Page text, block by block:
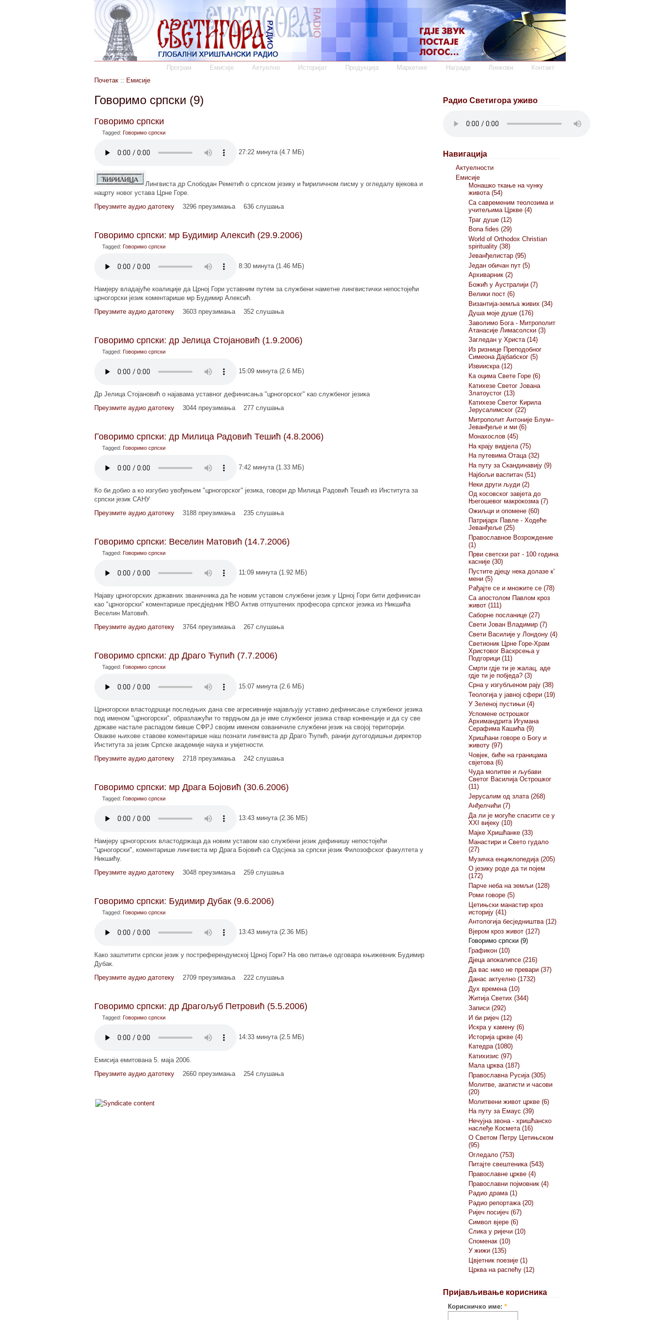
Програм Емисије Актуелно Историјат Продукција Маркетинг Награде Линкови
Контакт
Почетак :: Емисије
Говоримо српски (9)
Говоримо српски
Tagged: Говоримо српски
27:22 минута (4.7 МБ)
Лингвиста др Слободан Реметић о српском језику и ћириличном писму у огледалу вјекова и
нацрту новог устава Црне Горе.
Преузмите аудио датотеку
3296 преузимања 636 слушања
Говоримо српски: мр Будимир Алексић (29.9.2006)
Tagged: Говоримо српски
8:30 минута (1.46 МБ)
Намјеру владајуће коалиције да Црној Гори уставним путем за службени наметне лингвистички непостојећи
црногорски језик коментарише мр Будимир Алексић.
Преузмите аудио датотеку
3603 преузимања 352 слушања
Говоримо српски: др Јелица Стојановић (1.9.2006)
Tagged: Говоримо српски
15:09 минута (2.6 МБ)
Др Јелица Стојановић о најавама уставног дефинисања "црногорског" као службеног језика
Преузмите аудио датотеку
3044 преузимања 277 слушања
Говоримо српски: др Милица Радовић Тешић (4.8.2006)
Tagged: Говоримо српски
7:42 минута (1.33 МБ)
Ко би добио а ко изгубио увођењем "црногорског" језика, говори др Милица Радовић Тешић из Института за
српски језик САНУ
Преузмите аудио датотеку
3188 преузимања 235 слушања
Говоримо српски: Веселин Матовић (14.7.2006)
Tagged: Говоримо српски
11:09 минута (1.92 МБ)
Најаву црногорских државних званичника да ће новим уставом службени језик у Црној Гори бити дефинисан
као "црногорски" коментарише пресдједник НВО Актив отпуштених професора српског језика из Никшића
Веселин Матовић.
Преузмите аудио датотеку
3764 преузимања 267 слушања
Говоримо српски: др Драго Ћупић (7.7.2006)
Tagged: Говоримо српски
15:07 минута (2.6 МБ)
Црногорски властодршци последњих дана све агресивније најављују уставно дефинисање службеног језика
под именом "црногорски", образлажући то тврдњом да је име службеног језика ствар конвенције и да су све
државе настале распадом бивше СФРЈ својим именом озваничиле службени језик на својој територији.
Овакве њихове ставове коментарише наш познати лингвиста др Драго Ћупић, ранији дугогодишњи директор
Института за језик Српске академије наука и умјетности.
Преузмите аудио датотеку
2718 преузимања 242 слушања
Говоримо српски: мр Драга Бојовић (30.6.2006)
Tagged: Говоримо српски
13:43 минута (2.36 МБ)
Намјеру црногорских властодржаца да новим уставом као службени језик дефинишу непостојећи
"црногорски", коментарише лингвиста мр Драга Бојовић са Одсјека за српски језик Филозофског факултета у
Никшићу.
Преузмите аудио датотеку
3048 преузимања 259 слушања
Говоримо српски: Будимир Дубак (9.6.2006)
Tagged: Говоримо српски
13:43 минута (2.36 МБ)
Како заштитити српски језик у постреферендумској Црној Гори? На ово питање одговара књижевник Будимир
Дубак.
Преузмите аудио датотеку
2709 преузимања 222 слушања
Говоримо српски: др Драгољуб Петровић (5.5.2006)
Tagged: Говоримо српски
14:33 минута (2.5 МБ)
Емисија емитована 5. маја 2006.
Преузмите аудио датотеку
2660 преузимања 254 слушања
Радио Светигора уживо
Навигација
Актуелности
Емисије
Монашко ткање на чунку
живота (54)
Са савременим теолозима и
учитељима Цркве (4)
Траг душе (12)
Bona fides (29)
World of Orthodox Christian
spirituality (38)
Јеванђелистар (95)
Један обичан пут (5)
Архиварник (2)
Божић у Аустралији (7)
Велики пост (6)
Византија-земља живих (34)
Душа моје душе (176)
Заволимо Бога - Митрополит
Атанасије Лимасолски (3)
Загледан у Христа (14)
Из ризнице Преподобног
Симеона Дајбабског (5)
Извиискра (12)
Ка оцима Свете Горе (6)
Катихезе Светог Јована
Златоустог (13)
Катихезе Светог Кирила
Јерусалимског (22)
Митрополит Антоније Блум–
Јеванђеље и ми (6)
Монахослов (45)
На крају видјела (75)
На путевима Отаца (32)
На путу за Скандинавију (9)
Најбољи васпитач (51)
Неки други људи (2)
Од косовског завјета до
Његошевог макрокозма (7)
Ожиљци и опомене (60)
Патријарх Павле - Ходеће
Јеванђеље (25)
Православное Возрождение
(1)
Први светски рат - 100 година
касније (30)
Пустите дјецу нека долазе к'
мени (5)
Рађајте се и множите се (78)
Са апостолом Павлом кроз
живот (111)
Саборне посланице (27)
Свети Јован Владимир (7)
Свети Василије у Лондону (4)
Светионик Црне Горе-Храм
Христовог Васкрсења у
Подгорици (11)
Смрти гдје ти је жалац, аде
гдје ти је побједа? (3)
Срна у изгубљеном рају (38)
Теологија у јавној сфери (19)
У Зеленој пустињи (4)
Успомене острошког
Архимандрита Игумана
Серафима Кашића (9)
Хришћани говоре о Богу и
животу (97)
Човјек, биће на границама
свјетова (6)
Чуда молитве и љубави
Светог Василија Острошког
(11)
Јерусалим од злата (268)
Анђелчићи (7)
Да ли је могуће спасити се у
XXI вијеку (10)
Мајке Хришћанке (33)
Манастири и Свето гудало
(27)
Музичка енциклопедија (205)
О језику роде да ти појем
(172)
Парче неба на земљи (128)
Роми говоре (5)
Цетињски манастир кроз
историју (41)
Антологија бесједништва (12)
Вјером кроз живот (127)
Говоримо српски (9)
Графикон (10)
Дјеца апокалипсе (216)
Да вас нико не превари (37)
Данас актуелно (1732)
Дух времена (10)
Житија Светих (344)
Записи (292)
И би ријеч (12)
Искра у камену (6)
Историја цркве (4)
Катедра (1080)
Катихизис (97)
Мала црква (187)
Православна Русија (305)
Молитве, акатисти и часови
(20)
Молитвени живот цркве (6)
На путу за Емаус (39)
Нечујна звона - хришћанско
наслеђе Космета (16)
О Светом Петру Цетињском
(95)
Огледало (753)
Питајте свештеника (543)
Православне цркве (4)
Православни појмовник (4)
Радио драма (1)
Радио репортажа (20)
Ријеч посијеч (67)
Символ вјере (6)
Слика у ријечи (10)
Споменак (10)
У жижи (135)
Цвјетник поезије (1)
Црква на распећу (12)
Пријављивање корисника
Корисничко име: *